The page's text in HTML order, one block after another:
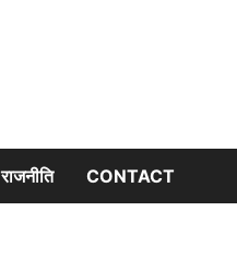
राजनीति CONTACT